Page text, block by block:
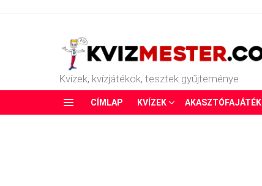
Kvízek, kvízjátékok, tesztek gyűjteménye
CÍMLAP KVÍZEK AKASZTÓFAJÁTÉK